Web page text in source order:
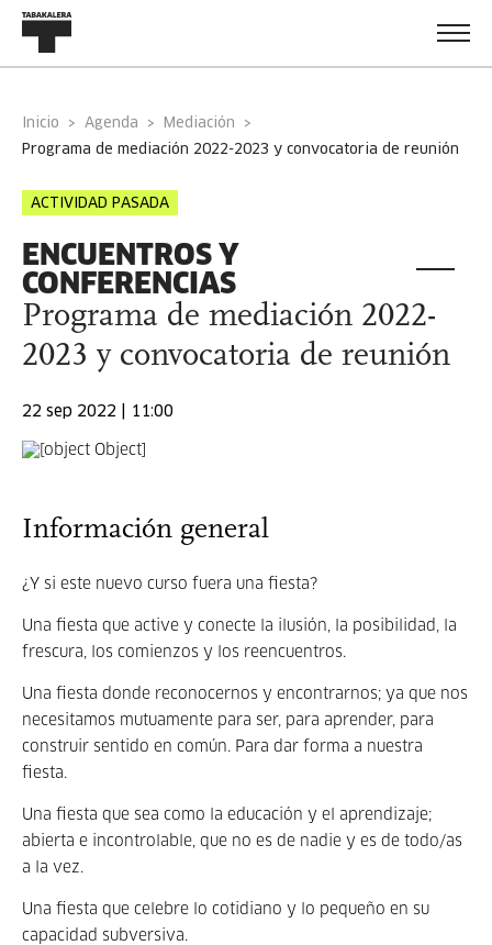
Inicio Agenda
Mediación
programa de mediación 2022-2023 y convocatoria de reunión
ACTIVIDAD PASADA
ENCUENTROS Y
CONFERENCIAS
Programa de mediación 2022-
2023 y convocatoria de reunión
22 sep 2022 | 11:00
Información general
¿Y si este nuevo curso fuera una fiesta?
Una fiesta que active y conecte la ilusión, la posibilidad, la
frescura, los comienzos y los reencuentros.
Una fiesta donde reconocernos y encontrarnos; ya que nos
necesitamos mutuamente para ser, para aprender, para
construir sentido en común. Para dar forma a nuestra
fiesta.
Una fiesta que sea como la educación y el aprendizaje;
abierta e incontrolable, que no es de nadie y es de todo/as
a la vez.
Una fiesta que celebre lo cotidiano y lo pequeño en su
capacidad subversiva.